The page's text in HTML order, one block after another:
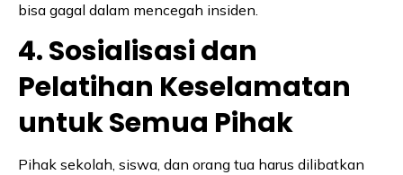
bisa gagal dalam mencegah insiden.
4. Sosialisasi dan
Pelatihan Keselamatan
untuk Semua Pihak
Pihak sekolah, siswa, dan orang tua harus dilibatkan